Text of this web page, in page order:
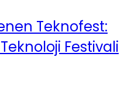
Teknofest:
Festivali